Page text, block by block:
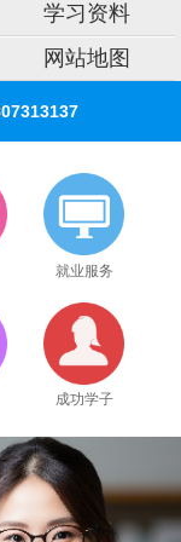
学习资料
网站地图
就业服务
成功学子